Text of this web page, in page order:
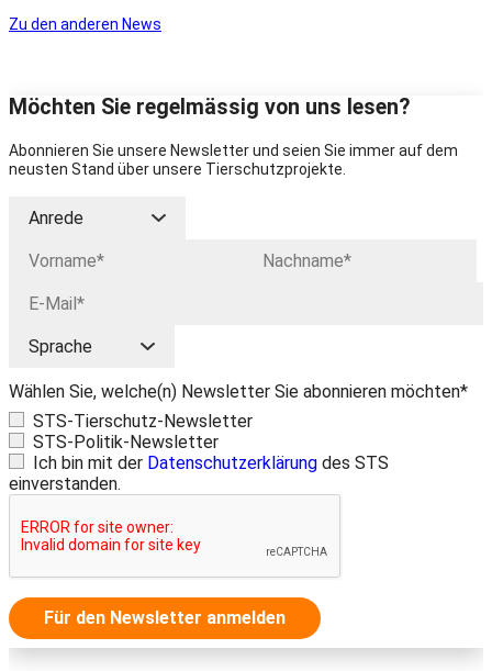
Zu den anderen News
Möchten Sie regelmässig von uns lesen?
Abonnieren Sie unsere Newsletter und seien Sie immer auf dem
neusten Stand über unsere Tierschutzprojekte.
Wählen Sie, welche(n) Newsletter Sie abonnieren möchten*
STS-Tierschutz-Newsletter
STS-Politik-Newsletter
Ich bin mit der Datenschutzerklärung des STS
einverstanden.
Für den Newsletter anmelden